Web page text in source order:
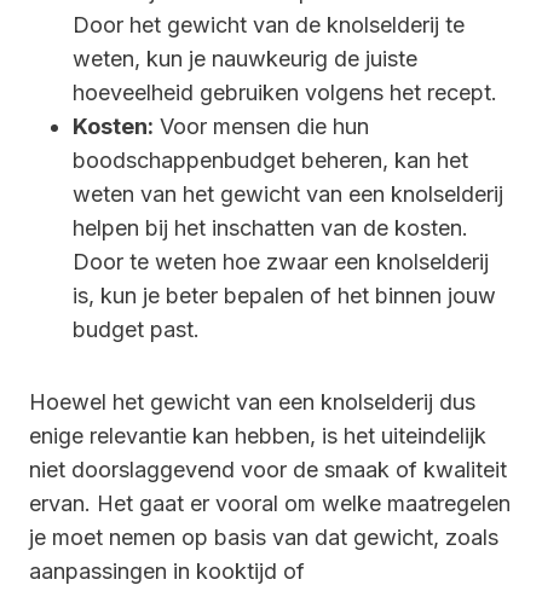
Door het gewicht van de knolselderij te
weten, kun je nauwkeurig de juiste
hoeveelheid gebruiken volgens het recept.
Kosten: Voor mensen die hun
boodschappenbudget beheren, kan het
weten van het gewicht van een knolselderij
helpen bij het inschatten van de kosten.
Door te weten hoe zwaar een knolselderij
is, kun je beter bepalen of het binnen jouw
budget past.
Hoewel het gewicht van een knolselderij dus
enige relevantie kan hebben, is het uiteindelijk
niet doorslaggevend voor de smaak of kwaliteit
ervan. Het gaat er vooral om welke maatregelen
je moet nemen op basis van dat gewicht, zoals
aanpassingen in kooktijd of